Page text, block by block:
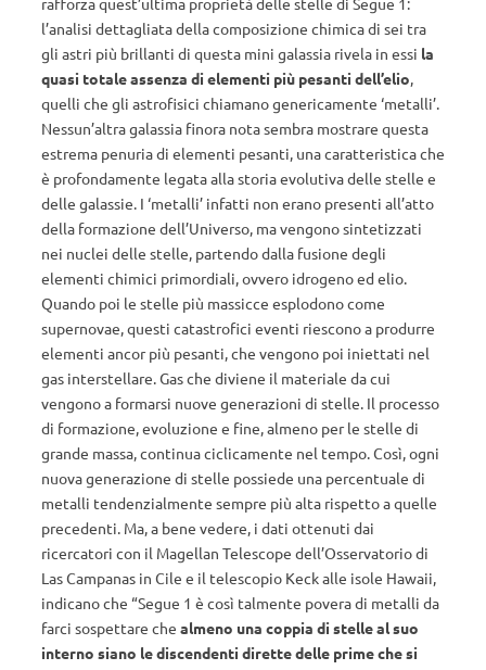
l’analisi dettagliata della composizione chimica di sei tra
gli astri più brillanti di questa mini galassia rivela in essi la
quasi totale assenza di elementi più pesanti dell’elio,
quelli che gli astrofisici chiamano genericamente ‘metalli’.
Nessun’altra galassia finora nota sembra mostrare questa
estrema penuria di elementi pesanti, una caratteristica che
è profondamente legata alla storia evolutiva delle stelle e
delle galassie. I ‘metalli’ infatti non erano presenti all’atto
della formazione dell’Universo, ma vengono sintetizzati
nei nuclei delle stelle, partendo dalla fusione degli
elementi chimici primordiali, ovvero idrogeno ed elio.
Quando poi le stelle più massicce esplodono come
supernovae, questi catastrofici eventi riescono a produrre
elementi ancor più pesanti, che vengono poi iniettati nel
gas interstellare. Gas che diviene il materiale da cui
vengono a formarsi nuove generazioni di stelle. Il processo
di formazione, evoluzione e fine, almeno per le stelle di
grande massa, continua ciclicamente nel tempo. Così, ogni
nuova generazione di stelle possiede una percentuale di
metalli tendenzialmente sempre più alta rispetto a quelle
precedenti. Ma, a bene vedere, i dati ottenuti dai
ricercatori con il Magellan Telescope dell’Osservatorio di
Las Campanas in Cile e il telescopio Keck alle isole Hawaii,
indicano che “Segue 1 è così talmente povera di metalli da
farci sospettare che almeno una coppia di stelle al suo
interno siano le discendenti dirette delle prime che si